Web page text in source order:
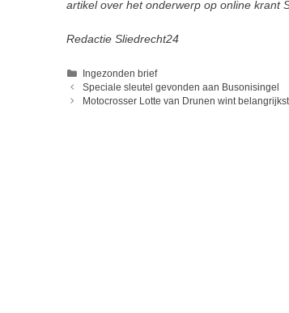
artikel over het onderwerp op online krant
Redactie Sliedrecht24
Categorieën
Ingezonden brief
Speciale sleutel gevonden aan Busonisingel
Motocrosser Lotte van Drunen wint